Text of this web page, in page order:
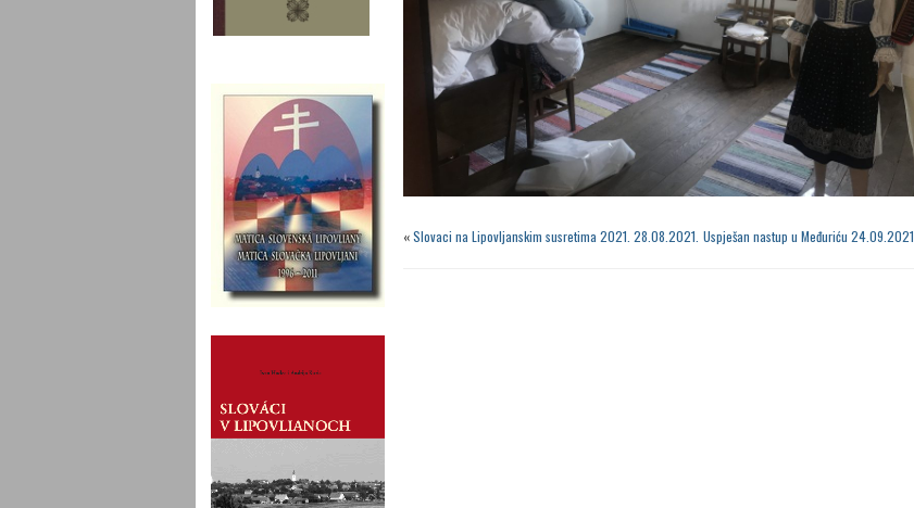
«Slovaci na Lipovljanskim susretima 2021. 28.08.2021. Uspješan nastup u Međuriću 24.09.2021.